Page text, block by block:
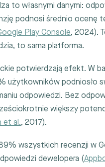
to własnymi danymi:
podnosi średnio ocenę
Play Console, 2024).
to sama platforma.
potwierdzają efekt. W
użytkowników podniosło
odpowiedzi. Bez
większy
et al., 2017).
wszystkich recenzji w
dewelopera (